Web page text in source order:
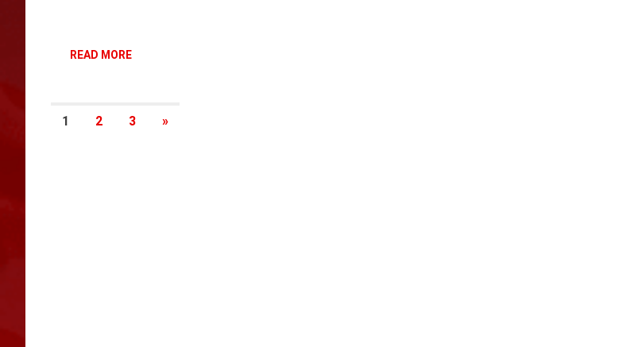
READ MORE
Artikkelien
1 2 3
NEXT
»